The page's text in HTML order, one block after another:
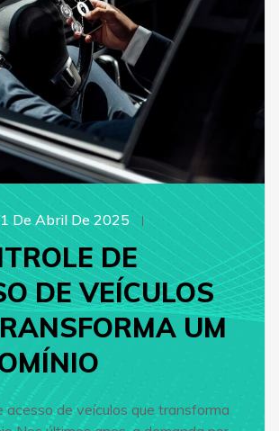
De Abril De 2025
DE
DE VEÍCULOS
UM
acesso de veículos que transforma